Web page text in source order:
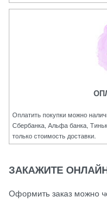
Оплатить покупки можно
Сбербанка, Альфа банка,
только стоимость доставки.
ЗАКАЖИТЕ
Оформить заказ можно